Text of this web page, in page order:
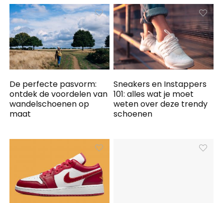
De perfecte pasvorm:
ontdek de voordelen van
wandelschoenen op
maat
Sneakers en Instappers
101: alles wat je moet
weten over deze trendy
schoenen